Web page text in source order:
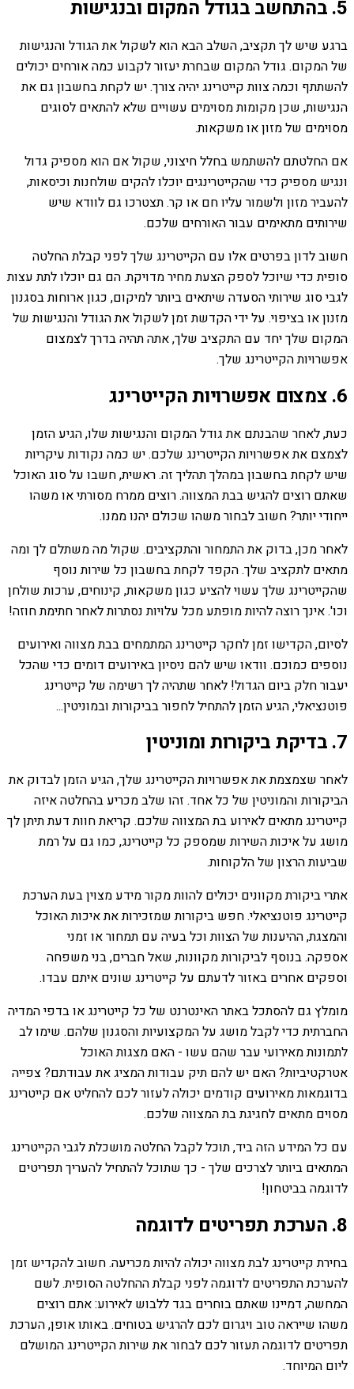
5. בהתחשב בגודל המקום ובנגישות
ברגע שיש לך תקציב, השלב הבא הוא לשקול את הגודל והנגישות
של המקום. גודל המקום שבחרת יעזור לקבוע כמה אורחים יכולים
להשתתף וכמה צוות קייטרינג יהיה צורך. יש לקחת בחשבון גם את
הנגישות, שכן מקומות מסוימים עשויים שלא להתאים לסוגים
מסוימים של מזון או משקאות.
אם החלטתם להשתמש בחלל חיצוני, שקול אם הוא מספיק גדול
ונגיש מספיק כדי שהקייטרינגים יוכלו להקים שולחנות וכיסאות,
להעביר מזון ולשמור עליו חם או קר. תצטרכו גם לוודא שיש
שירותים מתאימים עבור האורחים שלכם.
חשוב לדון בפרטים אלו עם הקייטרינג שלך לפני קבלת החלטה
סופית כדי שיוכל לספק הצעת מחיר מדויקת. הם גם יוכלו לתת עצות
לגבי סוג שירותי הסעדה שיתאים ביותר למיקום, כגון ארוחות בסגנון
מזנון או בציפוי. על ידי הקדשת זמן לשקול את הגודל והנגישות של
המקום שלך יחד עם התקציב שלך, אתה תהיה בדרך לצמצום
אפשרויות הקייטרינג שלך.
6. צמצום אפשרויות הקייטרינג
כעת, לאחר שהבנתם את גודל המקום והנגישות שלו, הגיע הזמן
לצמצם את אפשרויות הקייטרינג שלכם. יש כמה נקודות עיקריות
שיש לקחת בחשבון במהלך תהליך זה. ראשית, חשבו על סוג האוכל
שאתם רוצים להגיש בבת המצווה. רוצים ממרח מסורתי או משהו
ייחודי יותר? חשוב לבחור משהו שכולם יהנו ממנו.
לאחר מכן, בדוק את התמחור והתקציבים. שקול מה משתלם לך ומה
מתאים לתקציב שלך. הקפד לקחת בחשבון כל שירות נוסף
שהקייטרינג שלך עשוי להציע כגון משקאות, קינוחים, ערכות שולחן
וכו'. אינך רוצה להיות מופתע מכל עלויות נסתרות לאחר חתימת חוזה!
לסיום, הקדישו זמן לחקר קייטרינג המתמחים בבת מצווה ואירועים
נוספים כמוכם. וודאו שיש להם ניסיון באירועים דומים כדי שהכל
יעבור חלק ביום הגדול! לאחר שתהיה לך רשימה של קייטרינג
פוטנציאלי, הגיע הזמן להתחיל לחפור בביקורות ובמוניטין...
7. בדיקת ביקורות ומוניטין
לאחר שצמצמת את אפשרויות הקייטרינג שלך, הגיע הזמן לבדוק את
הביקורות והמוניטין של כל אחד. זהו שלב מכריע בהחלטה איזה
קייטרינג מתאים לאירוע בת המצווה שלכם. קריאת חוות דעת תיתן לך
מושג על איכות השירות שמספק כל קייטרינג, כמו גם על רמת
שביעות הרצון של הלקוחות.
אתרי ביקורת מקוונים יכולים להוות מקור מידע מצוין בעת ​​הערכת
קייטרינג פוטנציאלי. חפש ביקורות שמזכירות את איכות האוכל
והמצגת, ההיענות של הצוות וכל בעיה עם תמחור או זמני
אספקה. בנוסף לביקורות מקוונות, שאל חברים, בני משפחה
וספקים אחרים באזור לדעתם על קייטרינג שונים איתם עבדו.
מומלץ גם להסתכל באתר האינטרנט של כל קייטרינג או בדפי המדיה
החברתית כדי לקבל מושג על המקצועיות והסגנון שלהם. שימו לב
לתמונות מאירועי עבר שהם עשו - האם מצגות האוכל
אטרקטיביות? האם יש להם תיק עבודות המציג את עבודתם? צפייה
בדוגמאות מאירועים קודמים יכולה לעזור לכם להחליט אם קייטרינג
מסוים מתאים לחגיגת בת המצווה שלכם.
עם כל המידע הזה ביד, תוכל לקבל החלטה מושכלת לגבי הקייטרינג
המתאים ביותר לצרכים שלך - כך שתוכל להתחיל להעריך תפריטים
לדוגמה בביטחון!
8. הערכת תפריטים לדוגמה
בחירת קייטרינג לבת מצווה יכולה להיות מכריעה. חשוב להקדיש זמן
להערכת התפריטים לדוגמה לפני קבלת ההחלטה הסופית. לשם
המחשה, דמיינו שאתם בוחרים בגד ללבוש לאירוע: אתם רוצים
משהו שייראה טוב ויגרום לכם להרגיש בטוחים. באותו אופן, הערכת
תפריטים לדוגמה תעזור לכם לבחור את שירות הקייטרינג המושלם
ליום המיוחד.